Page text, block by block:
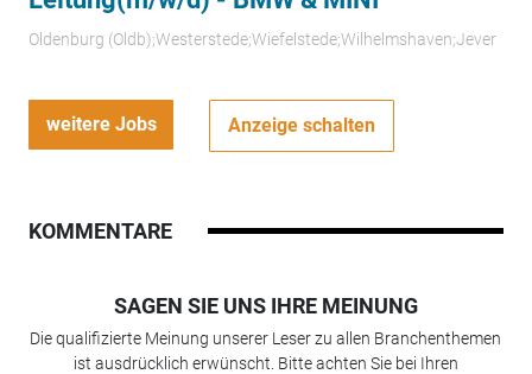
Oldenburg (Oldb);Westerstede;Wiefelstede;Wilhelmshaven;Jever
weitere Jobs Anzeige schalten
KOMMENTARE
SAGEN SIE UNS IHRE MEINUNG
Die qualifizierte Meinung unserer Leser zu allen Branchenthemen
ist ausdrücklich erwünscht. Bitte achten Sie bei Ihren